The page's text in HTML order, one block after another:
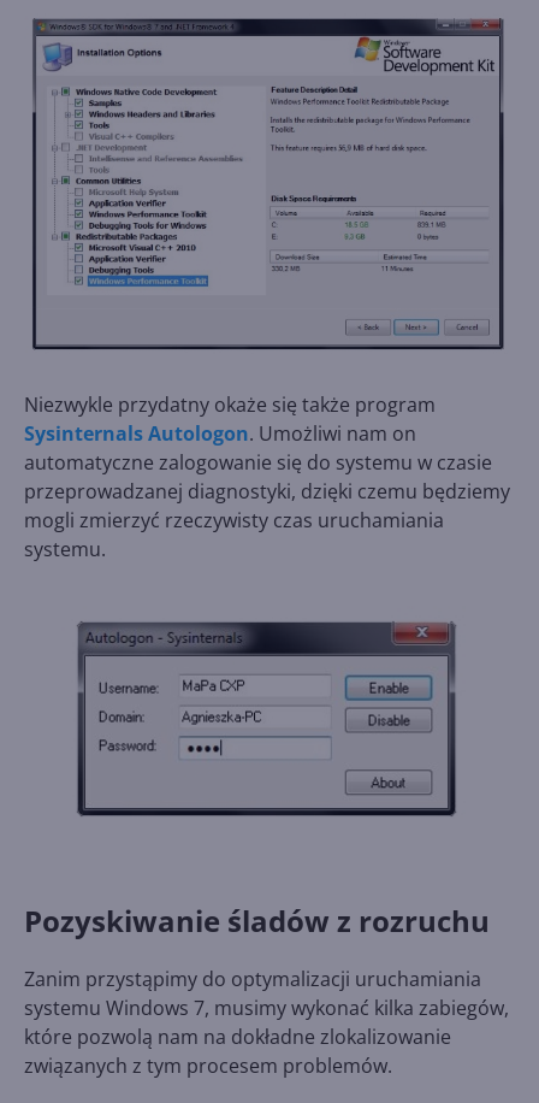
Niezwykle przydatny okaże się także program
Sysinternals Autologon. Umożliwi nam on
automatyczne zalogowanie się do systemu w czasie
przeprowadzanej diagnostyki, dzięki czemu będziemy
mogli zmierzyć rzeczywisty czas uruchamiania
systemu.
Pozyskiwanie śladów z rozruchu
Zanim przystąpimy do optymalizacji uruchamiania
systemu Windows 7, musimy wykonać kilka zabiegów,
które pozwolą nam na dokładne zlokalizowanie
związanych z tym procesem problemów.